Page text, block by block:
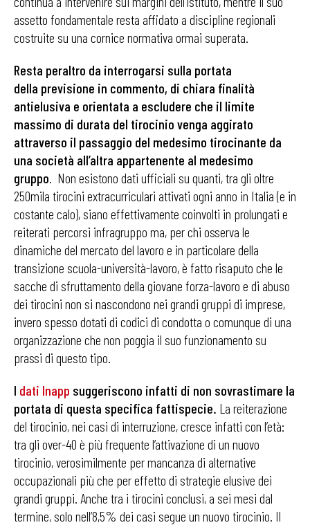
assetto fondamentale resta affidato a discipline regionali
costruite su una cornice normativa ormai superata.
Resta peraltro da interrogarsi sulla portata
della previsione in commento, di chiara finalità
antielusiva e orientata a escludere che il limite
massimo di durata del tirocinio venga aggirato
attraverso il passaggio del medesimo tirocinante da
una società all’altra appartenente al medesimo
gruppo. Non esistono dati ufficiali su quanti, tra gli oltre
250mila tirocini extracurriculari attivati ogni anno in Italia (e in
costante calo), siano effettivamente coinvolti in prolungati e
reiterati percorsi infragruppo ma, per chi osserva le
dinamiche del mercato del lavoro e in particolare della
transizione scuola-università-lavoro, è fatto risaputo che le
sacche di sfruttamento della giovane forza-lavoro e di abuso
dei tirocini non si nascondono nei grandi gruppi di imprese,
invero spesso dotati di codici di condotta o comunque di una
organizzazione che non poggia il suo funzionamento su
prassi di questo tipo.
I dati Inapp suggeriscono infatti di non sovrastimare la
portata di questa specifica fattispecie. La reiterazione
del tirocinio, nei casi di interruzione, cresce infatti con l’età:
tra gli over-40 è più frequente l’attivazione di un nuovo
tirocinio, verosimilmente per mancanza di alternative
occupazionali più che per effetto di strategie elusive dei
grandi gruppi. Anche tra i tirocini conclusi, a sei mesi dal
termine, solo nell’8,5% dei casi segue un nuovo tirocinio. Il